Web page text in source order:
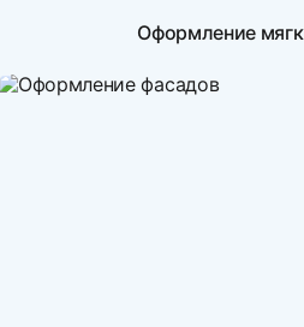
Оформление